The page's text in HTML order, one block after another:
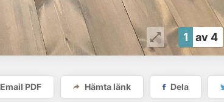
1 av 4
Email PDF Hämta länk Dela